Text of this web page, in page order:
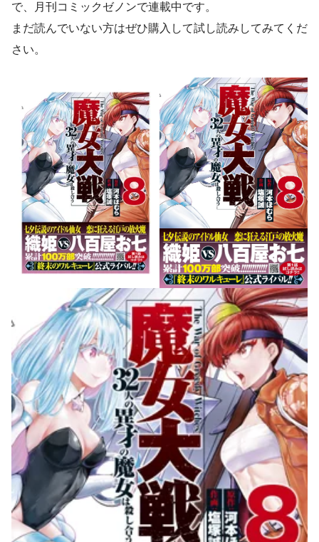
で、月刊コミックゼノンで連載中です。
まだ読んでいない方はぜひ購入して試し読みしてみてくだ
さい。